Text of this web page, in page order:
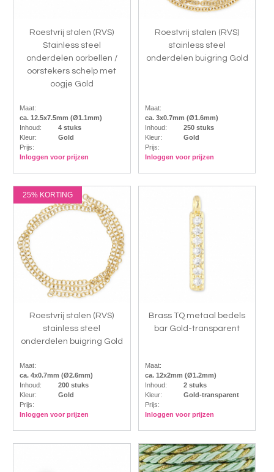
Roestvrij stalen (RVS)
Stainless steel
onderdelen oorbellen /
oorstekers schelp met
oogje Gold
Maat:
ca. 12.5x7.5mm (Ø1.1mm)
Inhoud:
4 stuks
Kleur:
Gold
Prijs:
Inloggen voor prijzen
Roestvrij stalen (RVS)
stainless steel
onderdelen buigring Gold
Maat:
ca. 3x0.7mm (Ø1.6mm)
Inhoud:
250 stuks
Kleur:
Gold
Prijs:
Inloggen voor prijzen
25% KORTING
Roestvrij stalen (RVS)
stainless steel
onderdelen buigring Gold
Maat:
ca. 4x0.7mm (Ø2.6mm)
Inhoud:
200 stuks
Kleur:
Gold
Prijs:
Inloggen voor prijzen
Brass TQ metaal bedels
bar Gold-transparent
Maat:
ca. 12x2mm (Ø1.2mm)
Inhoud:
2 stuks
Kleur:
Gold-transparent
Prijs:
Inloggen voor prijzen